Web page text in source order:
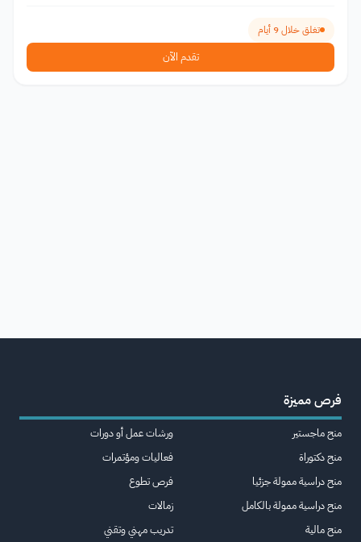
تغلق خلال 9 أيام
تقدم الآن
فرص مميزة
منح ماجستير
منح دكتوراة
منح دراسية ممولة جزئيا
منح دراسية ممولة بالكامل
منح مالية
ورشات عمل أو دورات
فعاليات ومؤتمرات
فرص تطوع
زمالات
تدريب مهني وتقني